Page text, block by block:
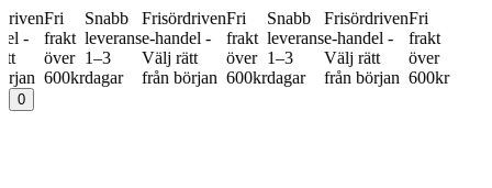
Fri
frakt
över
600kr
Snabb
leverans
1–3
dagar
Frisördriven
e-handel -
Välj rätt
från början
Fri
frakt
över
600kr
Snabb
leverans
1–3
dagar
Frisördriven
e-handel -
Välj rätt
från början
Fri
frakt
över
600kr
0